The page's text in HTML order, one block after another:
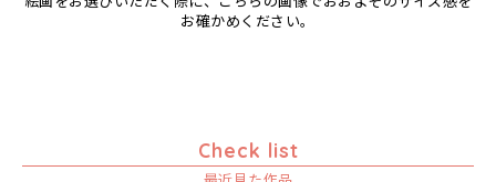
お確かめください。
Check list